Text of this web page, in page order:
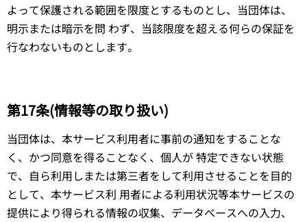
よって保護される範囲を限度とするものとし、当団体は、
明示または暗示を問 わず、当該限度を超える何らの保証を
行なわないものとします。
第17条(情報等の取り扱い)
当団体は、本サービス利用者に事前の通知をすることな
く、かつ同意を得ることなく、個人が 特定できない状態
で、自ら利用しまたは第三者をして利用させることを目的
として、本サービス利 用者による利用状況等本サービスの
提供により得られる情報の収集、データベースへの入力、